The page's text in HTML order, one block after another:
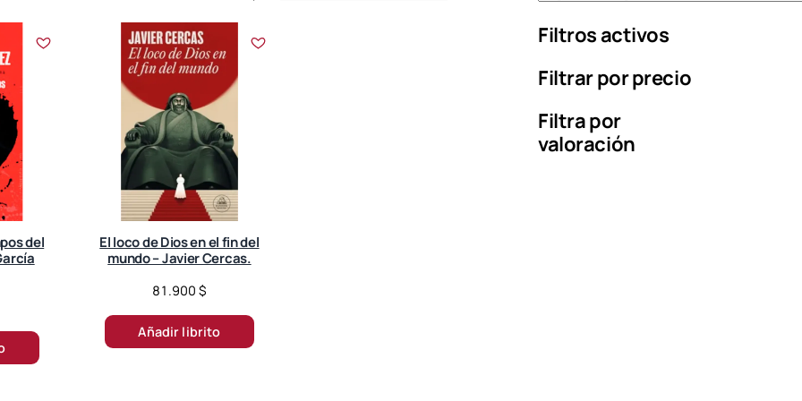
del
El loco de Dios en el fin del
mundo – Javier Cercas.
81.900 $
Añadir librito
i
e
n
c
Filtros activos
Filtrar por precio
Filtra por
valoración